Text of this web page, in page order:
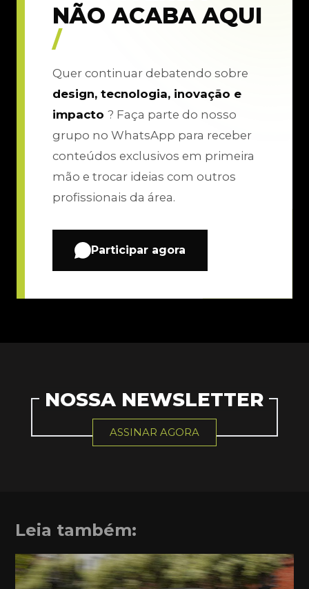
NÃO ACABA AQUI
/
Quer continuar debatendo sobre
design, tecnologia, inovação e
impacto ? Faça parte do nosso
grupo no WhatsApp para receber
conteúdos exclusivos em primeira
mão e trocar ideias com outros
profissionais da área.
Participar agora
NOSSA NEWSLETTER
ASSINAR AGORA
Leia também: